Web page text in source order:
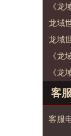
《龙
龙域
龙域
《龙
《龙
客
客服